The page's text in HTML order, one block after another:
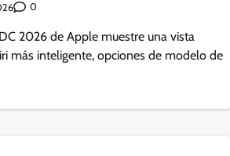
0
2026 de Apple muestre una vista
más inteligente, opciones de modelo de